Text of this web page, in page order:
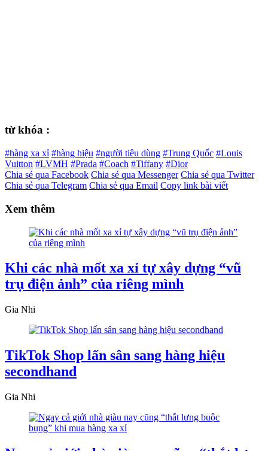
từ khóa :
#hàng xa xỉ #hàng hiệu #người tiêu dùng #Trung Quốc #Louis
Vuitton #LVMH #Prada #Coach #Tiffany #Dior
Chia sẻ qua Facebook Chia sẻ qua Messenger Chia sẻ qua Twitter
Chia sẻ qua Telegram Chia sẻ qua Email Copy link bài viết
Xem thêm
Khi các nhà mốt xa xỉ tự xây dựng “vũ
trụ điện ảnh” của riêng mình
Gia Nhi
TikTok Shop lấn sân sang hàng hiệu
secondhand
Gia Nhi